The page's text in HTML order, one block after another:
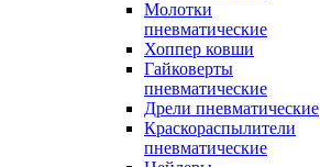
Молотки
пневматические
Хоппер ковши
Гайковерты
пневматические
Дрели пневматические
Краскораспылители
пневматические